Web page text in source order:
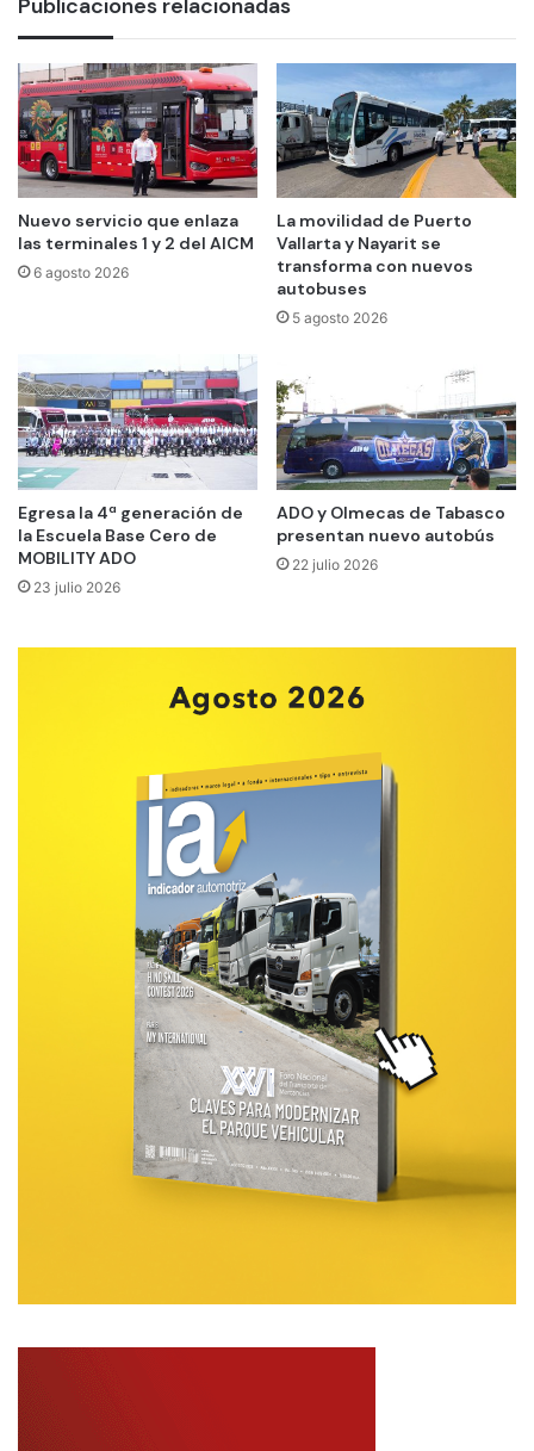
Publicaciones relacionadas
Nuevo servicio que enlaza
las terminales 1 y 2 del AICM
6 agosto 2026
La movilidad de Puerto
Vallarta y Nayarit se
transforma con nuevos
autobuses
5 agosto 2026
Egresa la 4ª generación de
la Escuela Base Cero de
MOBILITY ADO
23 julio 2026
ADO y Olmecas de Tabasco
presentan nuevo autobús
22 julio 2026